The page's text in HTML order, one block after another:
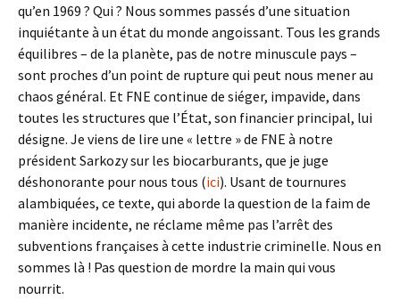
qu’en 1969 ? Qui ? Nous sommes passés d’une situation
inquiétante à un état du monde angoissant. Tous les grands
équilibres – de la planète, pas de notre minuscule pays –
sont proches d’un point de rupture qui peut nous mener au
chaos général. Et FNE continue de siéger, impavide, dans
toutes les structures que l’État, son financier principal, lui
désigne. Je viens de lire une « lettre » de FNE à notre
président Sarkozy sur les biocarburants, que je juge
déshonorante pour nous tous (ici). Usant de tournures
alambiquées, ce texte, qui aborde la question de la faim de
manière incidente, ne réclame même pas l’arrêt des
subventions françaises à cette industrie criminelle. Nous en
sommes là ! Pas question de mordre la main qui vous
nourrit.